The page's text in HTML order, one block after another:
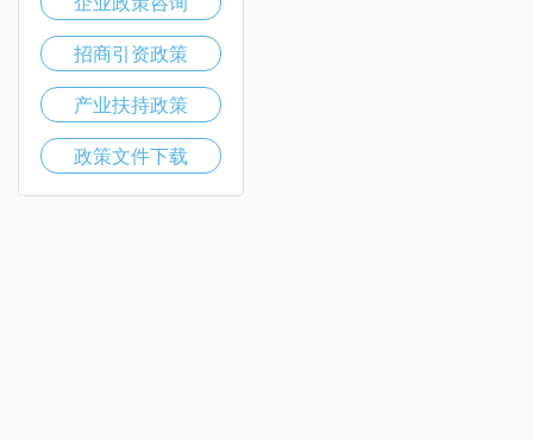
招商引资政策
产业扶持政策
政策文件下载